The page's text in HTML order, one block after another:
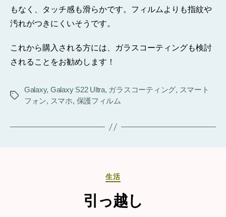
もなく、タッチ感も滑らかです。フィルムよりも指紋や
汚れがつきにくいそうです。
これから購入される方には、ガラスコーティングも検討
されることをお勧めします！
タ
Galaxy, Galaxy S22 Ultra, ガラスコーティング, スマート
フォン, スマホ, 保護フィルム
カ
テ
ゴ
リ
生活
引っ越し